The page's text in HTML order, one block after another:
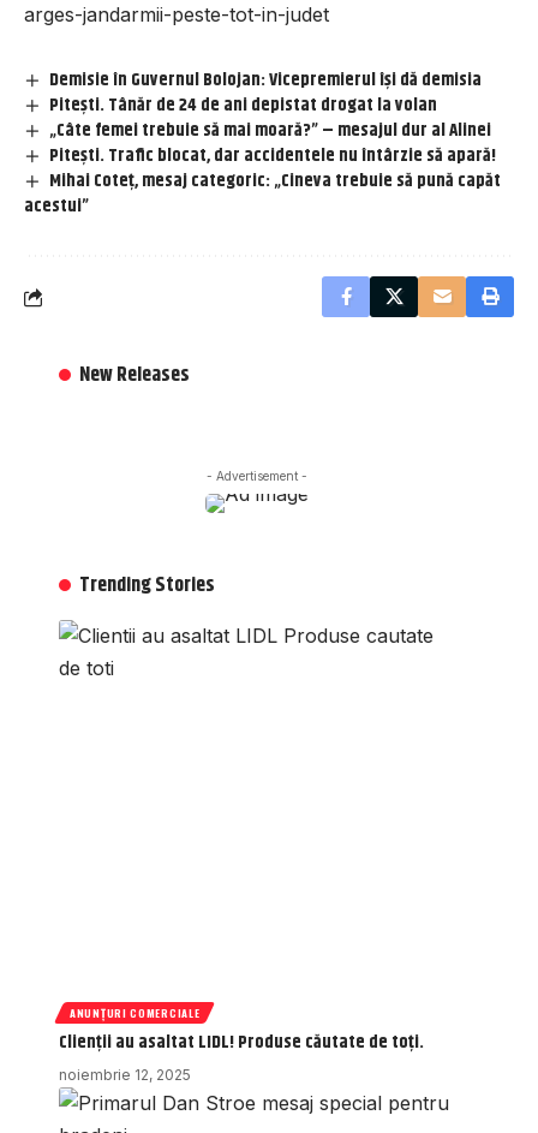
arges-jandarmii-peste-tot-in-judet
Demisie în Guvernul Bolojan: Vicepremierul își dă demisia
Pitești. Tânăr de 24 de ani depistat drogat la volan
„Câte femei trebuie să mai moară?” – mesajul dur al Alinei
Pitești. Trafic blocat, dar accidentele nu întârzie să apară!
Mihai Coteț, mesaj categoric: „Cineva trebuie să pună capăt
acestui”
New Releases
- Advertisement -
Trending Stories
ANUNȚURI COMERCIALE
Clienții au asaltat LIDL! Produse căutate de toți.
noiembrie 12, 2025